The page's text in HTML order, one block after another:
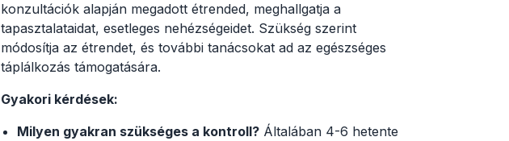
konzultációk alapján megadott étrended, meghallgatja a
tapasztalataidat, esetleges nehézségeidet. Szükség szerint
módosítja az étrendet, és további tanácsokat ad az egészséges
táplálkozás támogatására.
Gyakori kérdések:
Milyen gyakran szükséges a kontroll? Általában 4-6 hetente